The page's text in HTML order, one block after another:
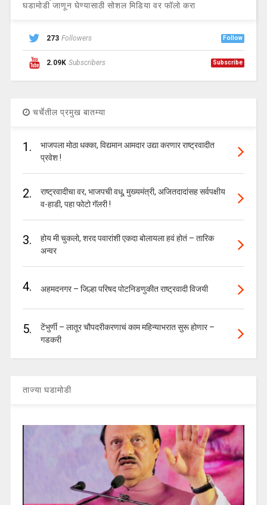
घडामोडी जाणून घेण्यासाठी सोशल मिडिया वर फॉलो करा
273 Followers Follow
2.09K Subscribers Subscribe
चर्चेतील प्रमुख बातम्या
1.
भाजपला मोठा धक्का, विद्यमान आमदार उद्या करणार राष्ट्रवादीत
प्रवेश !
2.
राष्ट्रवादीचा वर, भाजपची वधू, मुख्यमंत्री, अजितदादांसह सर्वपक्षीय
व-हाडी, पहा फोटो गॅलरी !
3.
होय मी चुकलो, शरद पवारांशी एकदा बोलायला हवं होतं – तारिक
अन्वर
4. अहमदनगर – जिल्हा परिषद पोटनिडणुकीत राष्ट्रवादी विजयी
5.
टेंभुर्णी – लातूर चौपदरीकरणाचं काम महिन्याभरात सुरू होणार –
गडकरी
ताज्या घडामोडी